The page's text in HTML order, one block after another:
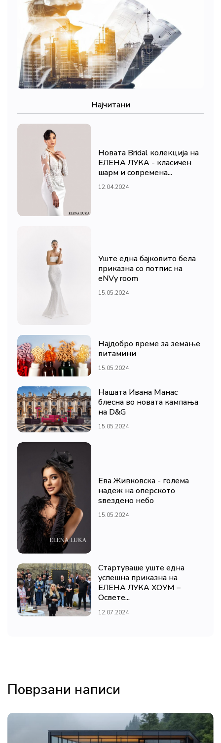
Најчитани
Новата Bridal колекција на
ЕЛЕНА ЛУКА - класичен
шарм и современа...
12.04.2024
Уште една бајковито бела
приказна со потпис на
eNVy room
15.05.2024
Најдобро време за земање
витамини
15.05.2024
Нашата Ивана Манас
блесна во новата кампања
на D&G
15.05.2024
Ева Живковска - голема
надеж на оперското
ѕвездено небо
15.05.2024
Стартуваше уште една
успешна приказна на
ЕЛЕНА ЛУКА ХОУМ –
Освете...
12.07.2024
Поврзани написи